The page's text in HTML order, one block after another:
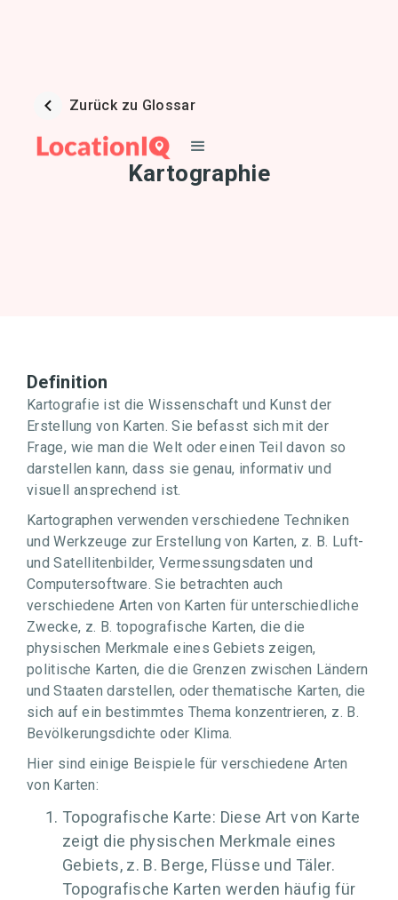
Zurück zu Glossar
Kartographie
Definition
Kartografie ist die Wissenschaft und Kunst der
Erstellung von Karten. Sie befasst sich mit der
Frage, wie man die Welt oder einen Teil davon so
darstellen kann, dass sie genau, informativ und
visuell ansprechend ist.
Kartographen verwenden verschiedene Techniken
und Werkzeuge zur Erstellung von Karten, z. B. Luft-
und Satellitenbilder, Vermessungsdaten und
Computersoftware. Sie betrachten auch
verschiedene Arten von Karten für unterschiedliche
Zwecke, z. B. topografische Karten, die die
physischen Merkmale eines Gebiets zeigen,
politische Karten, die die Grenzen zwischen Ländern
und Staaten darstellen, oder thematische Karten, die
sich auf ein bestimmtes Thema konzentrieren, z. B.
Bevölkerungsdichte oder Klima.
Hier sind einige Beispiele für verschiedene Arten
von Karten:
Topografische Karte: Diese Art von Karte
zeigt die physischen Merkmale eines
Gebiets, z. B. Berge, Flüsse und Täler.
Topografische Karten werden häufig für